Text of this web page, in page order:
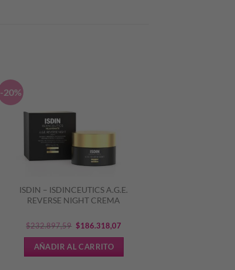
-20%
ISDIN – ISDINCEUTICS A.G.E.
REVERSE NIGHT CREMA
$232.897,59 El
precio
$186.318,07
precio
AÑADIR AL CARRITO